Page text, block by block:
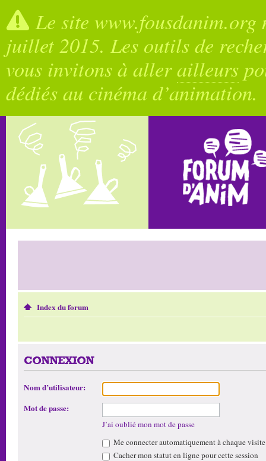
Le site
juillet 2015. Les outils de
vous invitons à allerailleurs
dédiés au cinéma d’animation.
Index du forum
CONNEXION
Nom d’utilisateur:
Mot de passe:
J’ai oublié mon mot de passe
Me connecter automatiquement à chaque visite
Cacher mon statut en ligne pour cette session